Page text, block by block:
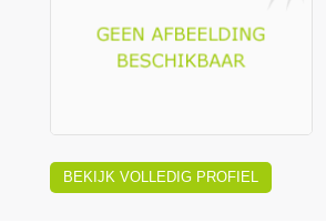
BEKIJK VOLLEDIG PROFIEL